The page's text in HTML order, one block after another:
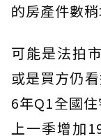
的房產件數稍
可能是法拍
或是買方仍
6年Q1全國
上一季增加